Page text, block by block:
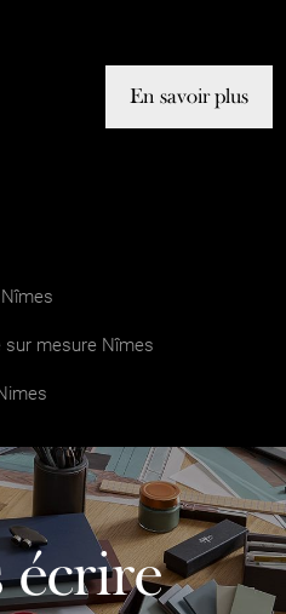
En savoir plus
sur mesure Nîmes